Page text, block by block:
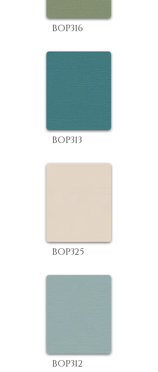
BOP316
BOP313
BOP325
BOP312